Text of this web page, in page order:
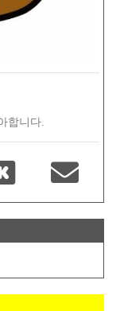
합니다.